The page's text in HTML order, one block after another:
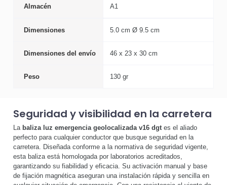
Almacén A1
Dimensiones 5.0 cm Ø 9.5 cm
Dimensiones del envío 46 x 23 x 30 cm
Peso 130 gr
Seguridad y visibilidad en la carretera
La baliza luz emergencia geolocalizada v16 dgtes el aliado
perfecto para cualquier conductor que busque seguridad en la
carretera. Diseñada conforme a la normativa de seguridad vigente,
esta baliza está homologada por laboratorios acreditados,
garantizando su fiabilidad y eficacia. Su activación manual y base
de fijación magnética aseguran una instalación rápida y sencilla en